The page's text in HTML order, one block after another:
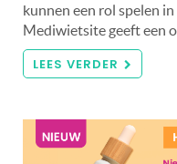
kunnen een rol spelen
Mediwietsite geeft een
LEES VERDER